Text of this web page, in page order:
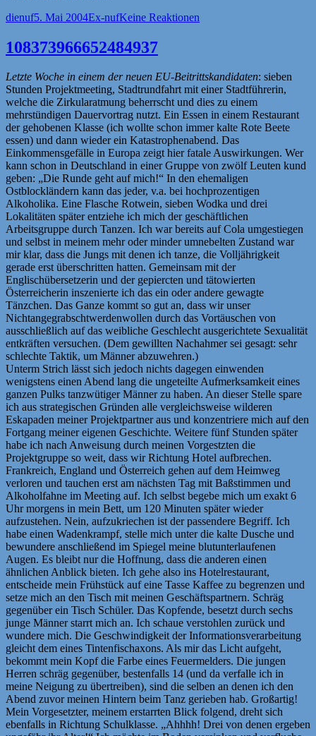
Autor
dienufVeröffentlicht
5. Mai 2004Kategorien
Ex-nufKeine Reaktionen
108373966652484937
Letzte Woche in einem der neuen EU-Beitrittskandidaten: sieben
Stunden Projektmeeting, Stadtrundfahrt mit einer Stadtführerin,
welche die Zirkularatmung beherrscht und dies zu einem
mehrstündigen Dauervortrag nutzt. Ein Essen in einem Restaurant
der gehobenen Klasse (ich wollte schon immer kalte Rote Beete
essen) und dann wieder ein Katastrophenabend. Das
Einkommensgefälle in Europa zeigt hier fatale Auswirkungen. Wer
kann schon in Deutschland in einer Gruppe von zwölf Leuten kund
geben: „Die Runde geht auf mich!“ In den ehemaligen
Ostblockländern kann das jeder, v.a. bei hochprozentigen
Alkoholika. Eine Flasche Rotwein, sieben Wodka und drei
Lokalitäten später entziehe ich mich der geschäftlichen
Arbeitsgruppe durch Tanzen. Ich war bereits auf Cola umgestiegen
und selbst in meinem mehr oder minder umnebelten Zustand war
mir klar, dass die Jungs mit denen ich tanze, die Volljährigkeit
gerade erst überschritten hatten. Gemeinsam mit der
Englischübersetzerin und der gepiercten und tätowierten
Österreicherin inszenierte ich das ein oder andere gewagte
Tänzchen. Das Ganze kommt so gut an, dass wir unser
Nichtangegrabschtwerdenwollen durch das Vortäuschen von
ausschließlich auf das weibliche Geschlecht ausgerichtete Sexualität
entkräften versuchen. (Dem gewillten Nachahmer sei gesagt: sehr
schlechte Taktik, um Männer abzuwehren.)
Unterm Strich lässt sich jedoch nichts dagegen einwenden
wenigstens einen Abend lang die ungeteilte Aufmerksamkeit eines
ganzen Pulks tanzwütiger Männer zu haben. An dieser Stelle spare
ich aus strategischen Gründen alle vergleichsweise wilderen
Eskapaden meiner Projektpartner aus und konzentriere mich auf den
Fortgang meiner eigenen Geschichte. Weitere fünf Stunden später
habe ich nach Anweisung durch meinen Vorgestzten die
Projektgruppe so weit, dass wir Richtung Hotel aufbrechen.
Frankreich, England und Österreich gehen auf dem Heimweg
verloren und tauchen erst am nächsten Tag mit Baßstimmen und
Alkoholfahne im Meeting auf. Ich selbst begebe mich um exakt 6
Uhr morgens in mein Bett, um 120 Minuten später wieder
aufzustehen. Nein, aufzukriechen ist der passendere Begriff. Ich
habe einen Wadenkrampf, stelle mich unter die kalte Dusche und
bewundere anschließend im Spiegel meine blutunterlaufenen
Augen. Es bleibt nur die Hoffnung, dass die anderen einen
ähnlichen Anblick bieten. Ich gehe also ins Hotelrestaurant,
entscheide mein Frühstück auf eine Tasse Kaffee zu begrenzen und
setze mich an den Tisch mit meinen Geschäftspartnern. Schräg
gegenüber ein Tisch Schüler. Das Kopfende, besetzt durch sechs
junge Männer starrt mich an. Ich schaue verstohlen zurück und
wundere mich. Die Geschwindigkeit der Informationsverarbeitung
gleicht dem eines Tintenfischaxons. Als mir das Licht aufgeht,
bekommt mein Kopf die Farbe eines Feuermelders. Die jungen
Herren schräg gegenüber, bestenfalls 14 (und da verfalle ich in
meine Neigung zu übertreiben), sind die selben an denen ich den
Abend zuvor meinen Hintern beim Tanz gerieben hab. Großartig!
Mein Vorgesetzter, meinem erstarrten Blick folgend, dreht sich
ebenfalls in Richtung Schulklasse. „Ahhhh! Drei von denen ergeben